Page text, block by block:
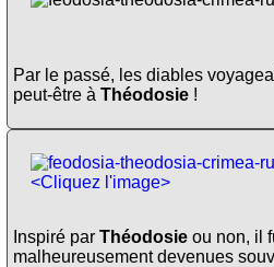
Par le passé, les diables
peut-être à Théodosie !
<Cliquez l'image>
Inspiré par Théodosie ou non, il
malheureusement devenues